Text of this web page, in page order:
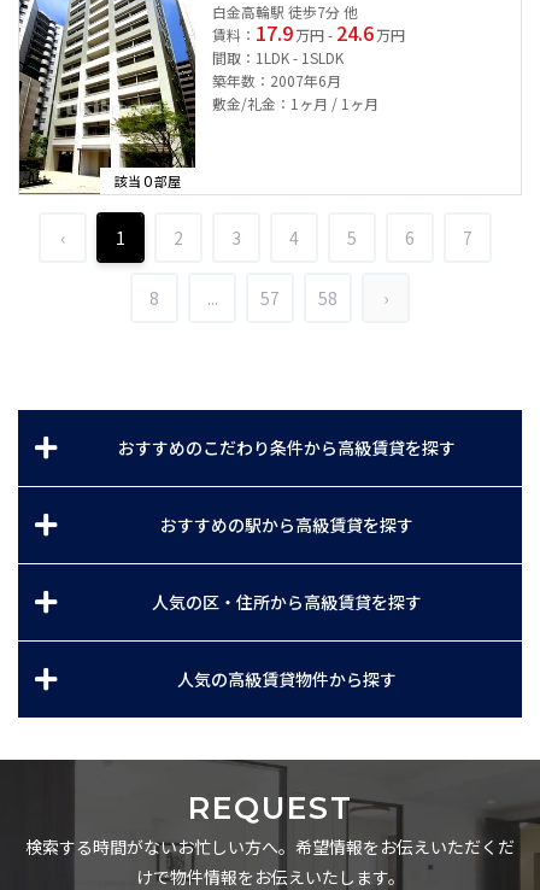
該当0部屋
白金高輪駅 徒歩7分 他
賃料： 17.9 万円 - 24.6 万円
間取：1LDK - 1SLDK
築年数：2007年6月
敷金/礼金：1ヶ月 / 1ヶ月
‹ 1 2 3 4 5 6 7
8 ... 57 58 ›
おすすめのこだわり条件から高級賃貸を探す
おすすめの駅から高級賃貸を探す
人気の区・住所から高級賃貸を探す
人気の高級賃貸物件から探す
REQUEST
検索する時間がないお忙しい方へ。希望情報をお伝えいただくだ
けで物件情報をお伝えいたします。